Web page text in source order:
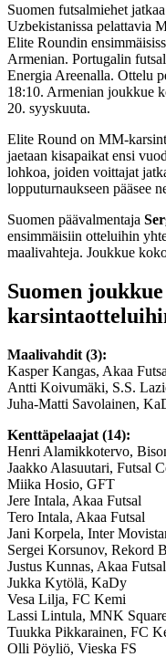
Suomen futsalmiehet
Uzbekistanissa pelattavia
Elite Roundin
Armenian. Portugalin
Energia Areenalla. Ottelu
18:10. Armenian joukkue
20. syyskuuta.
Elite Round on MM-
jaetaan kisapaikat ensi
lohkoa, joiden voittajat
lopputurnaukseen pääsee
Suomen päävalmentaja
ensimmäisiin otteluihin
maalivahteja. Joukkue
Suomen
Maalivahdit (3):
Kasper Kangas, Akaa
Antti Koivumäki, S.S.
Juha-Matti Savolainen,
Kenttäpelaajat (14):
Henri Alamikkotervo,
Jaakko Alasuutari, Futsal
Miika Hosio, GFT
Jere Intala, Akaa Futsal
Tero Intala, Akaa Futsal
Jani Korpela, Inter
Sergei Korsunov, Rekord
Justus Kunnas, Akaa Futsal
Jukka Kytölä, KaDy
Vesa Lilja, FC Kemi
Lassi Lintula, MNK
Tuukka Pikkarainen, FC
Olli Pöyliö, Vieska FS